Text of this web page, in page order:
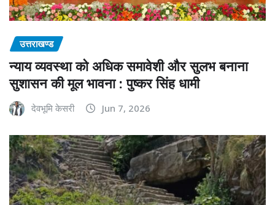
उत्तराखण्ड
न्याय व्यवस्था को अधिक समावेशी और सुलभ बनाना
सुशासन की मूल भावना : पुष्कर सिंह धामी
देवभूमि केसरी Jun 7, 2026